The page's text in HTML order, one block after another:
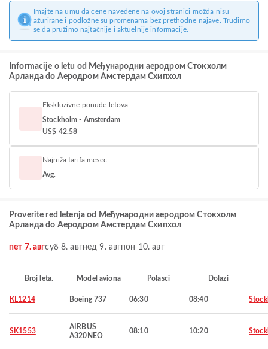
Imajte na umu da cene navedene na ovoj stranici možda nisu
ažurirane i podložne su promenama bez prethodne najave. Trudimo
se da pružimo najtačnije i aktuelnije informacije.
Informacije o letu od Међународни аеродром Стокхолм
Арланда do Aеродром Амстердам Схипхол
Ekskluzivne ponude letova
Stockholm - Amsterdam
US$ 42.58
Najniža tarifa mesec
Avg.
Proverite red letenja od Међународни аеродром Стокхолм
Арланда do Aеродром Амстердам Схипхол
пет 7. авгсуб 8. авгнед 9. авгпон 10. авг
Broj leta. Model aviona Polasci Dolazi
KL1214 Boeing 737 06:30 08:40
SK1553
AIRBUS
A320NEO
08:10 10:20